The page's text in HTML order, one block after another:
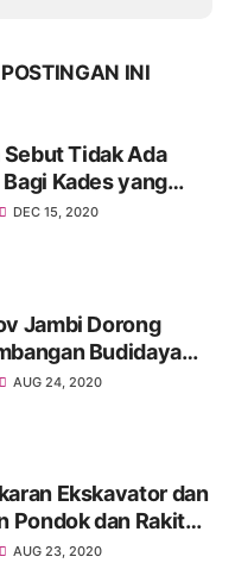
INI
Sebut Tidak Ada
Kades yang
Dana Desa
DEC 15, 2020
Jambi Dorong
Budidaya
AUG 24, 2020
Ekskavator dan
Pondok dan Rakit
PETI di Pinggir
AUG 23, 2020